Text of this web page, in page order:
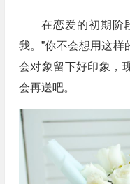
在恋爱的初期阶
我。”你不会想用这
会对象留下好印象，
会再送吧。